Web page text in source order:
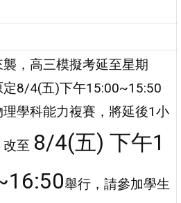
襲，高三模擬考延至星期
定8/4(五)下午15:00~15:50
學科能力複賽，將延後1小
改至 8/4(五) 下午1
舉行，請參加學生